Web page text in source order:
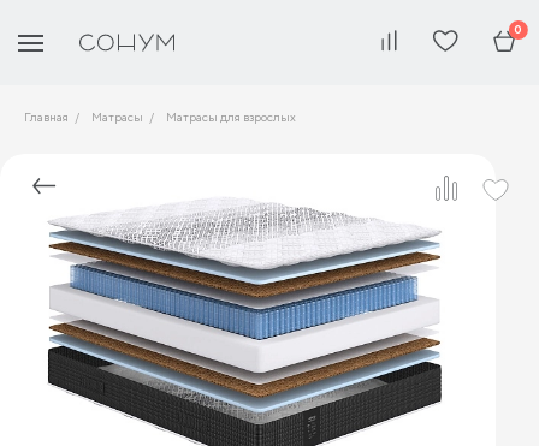
0
Главная Матрасы Матрасы для взрослых